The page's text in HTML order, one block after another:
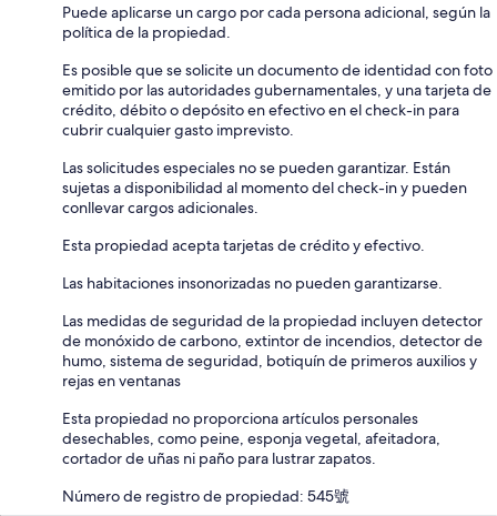
Puede aplicarse un cargo por cada persona adicional, según la
política de la propiedad.
Es posible que se solicite un documento de identidad con foto
emitido por las autoridades gubernamentales, y una tarjeta de
crédito, débito o depósito en efectivo en el check-in para
cubrir cualquier gasto imprevisto.
Las solicitudes especiales no se pueden garantizar. Están
sujetas a disponibilidad al momento del check-in y pueden
conllevar cargos adicionales.
Esta propiedad acepta tarjetas de crédito y efectivo.
Las habitaciones insonorizadas no pueden garantizarse.
Las medidas de seguridad de la propiedad incluyen detector
de monóxido de carbono, extintor de incendios, detector de
humo, sistema de seguridad, botiquín de primeros auxilios y
rejas en ventanas
Esta propiedad no proporciona artículos personales
desechables, como peine, esponja vegetal, afeitadora,
cortador de uñas ni paño para lustrar zapatos.
Número de registro de propiedad: 545號